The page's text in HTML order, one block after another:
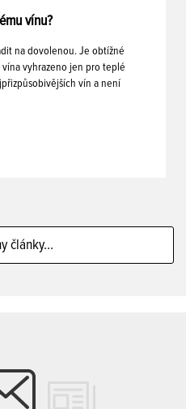
vínu?
na dovolenou. Je obtížné
vyhrazeno jen pro teplé
vín a není
články...